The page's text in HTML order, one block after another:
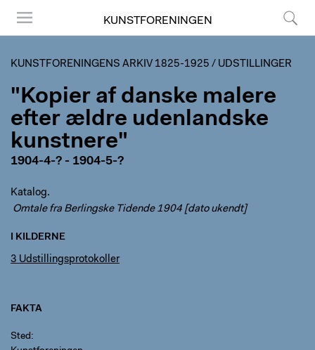
KUNSTFORENINGEN
KUNSTFORENINGENS ARKIV 1825-1925 / UDSTILLINGER
"Kopier af danske malere
efter ældre udenlandske
kunstnere"
1904-4-? - 1904-5-?
Katalog.
Omtale fra Berlingske Tidende 1904 [dato ukendt]
I KILDERNE
3 Udstillingsprotokoller
FAKTA
Sted